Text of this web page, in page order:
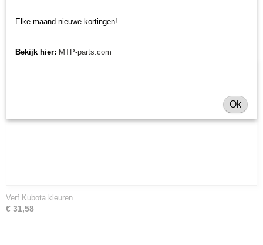
V-snaar Morgnieux BML150 klepelmaaier
€ 63,03
Verf Kubota kleuren
€ 31,58
Elke maand nieuwe kortingen!
Bekijk hier: MTP-parts.com
Ok